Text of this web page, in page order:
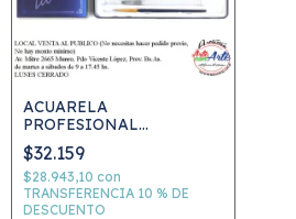
ACUARELA
PROFESIONAL
GIORGIONE X18 col. SET
LATA
$32.159
$28.943,10 con
TRANSFERENCIA 10 % DE
DESCUENTO